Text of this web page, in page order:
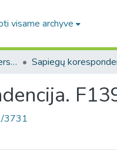
visame archyve
5.2. Asmenų rinkiniai / Personal collections
3731